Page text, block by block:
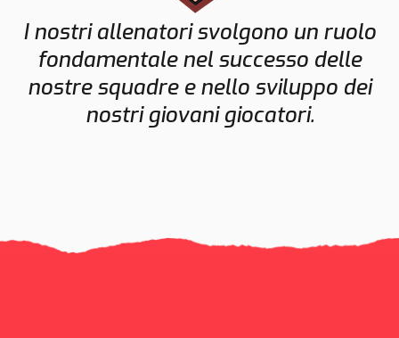
I nostri allenatori svolgono un ruolo
fondamentale nel successo delle
nostre squadre e nello sviluppo dei
nostri giovani giocatori.